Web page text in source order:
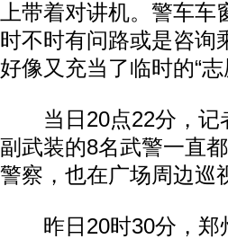
上带着对讲机。警车
时不时有问路或是咨询
好像又充当了临时的“志
当日20点22分，记
副武装的8名武警一直
警察，也在广场周边巡
昨日20时30分，郑